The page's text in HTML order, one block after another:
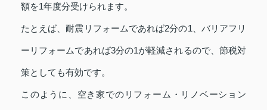
額を1年度分受けられます。
たとえば、耐震リフォームであれば2分の1、バリアフリ
ーリフォームであれば3分の1が軽減されるので、節税対
策としても有効です。
このように、空き家でのリフォーム・リノベーション